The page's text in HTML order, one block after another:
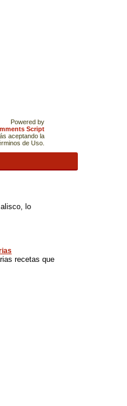
Powered by
Script
aceptando la
de Uso.
lo
recetas que